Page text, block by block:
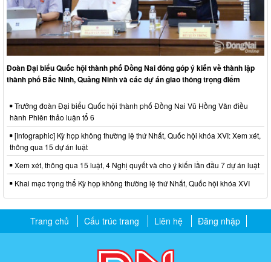
Đoàn Đại biểu Quốc hội thành phố Đồng Nai đóng góp ý kiến về thành lập
thành phố Bắc Ninh, Quảng Ninh và các dự án giao thông trọng điểm
Trưởng đoàn Đại biểu Quốc hội thành phố Đồng Nai Vũ Hồng Văn điều
hành Phiên thảo luận tổ 6
[Infographic] Kỳ họp không thường lệ thứ Nhất, Quốc hội khóa XVI: Xem xét,
thông qua 15 dự án luật
Xem xét, thông qua 15 luật, 4 Nghị quyết và cho ý kiến lần đầu 7 dự án luật
Khai mạc trọng thể Kỳ họp không thường lệ thứ Nhất, Quốc hội khóa XVI
Trang chủ Cấu trúc trang Liên hệ Đăng nhập